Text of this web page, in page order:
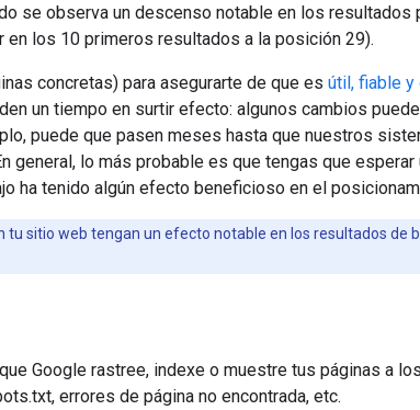
se observa un descenso notable en los resultados
en los 10 primeros resultados a la posición 29).
concretas) para asegurarte de que es útil, fiable y
un tiempo en surtir efecto: algunos cambios
puede que pasen meses hasta que nuestros
general, lo más probable es que tengas que
ha tenido algún efecto beneficioso en el
tu sitio web tengan un efecto notable en los resultados de
Google rastree, indexe o muestre tus páginas a
errores de página no encontrada, etc.